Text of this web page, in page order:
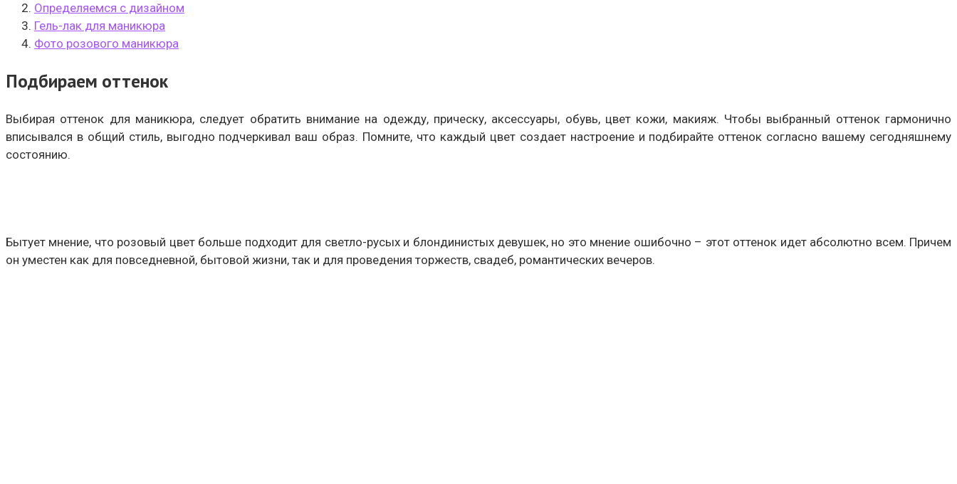
Определяемся с дизайном
Гель-лак для маникюра
Фото розового маникюра
Подбираем оттенок
Выбирая оттенок для маникюра, следует обратить внимание на одежду, прическу, аксессуары, обувь, цвет кожи, макияж. Чтобы выбранный оттенок гармонично
вписывался в общий стиль, выгодно подчеркивал ваш образ. Помните, что каждый цвет создает настроение и подбирайте оттенок согласно вашему сегодняшнему
состоянию.
Бытует мнение, что розовый цвет больше подходит для светло-русых и блондинистых девушек, но это мнение ошибочно – этот оттенок идет абсолютно всем. Причем
он уместен как для повседневной, бытовой жизни, так и для проведения торжеств, свадеб, романтических вечеров.